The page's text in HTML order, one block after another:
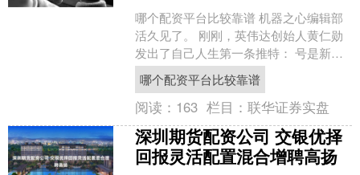
哪个配资平台比较靠谱 机器之心编辑部
活久见了。 刚刚，英伟达创始人黄仁勋
发出了自己人生第一条推特： 号是新注
册的，推文是有点着急的。 在老黄的第
一篇帖子中，他....
哪个配资平台比较靠谱
阅读： 163 栏目：联华证券实盘
深圳期货配资公司 交银优择
回报灵活配置混合增聘高扬